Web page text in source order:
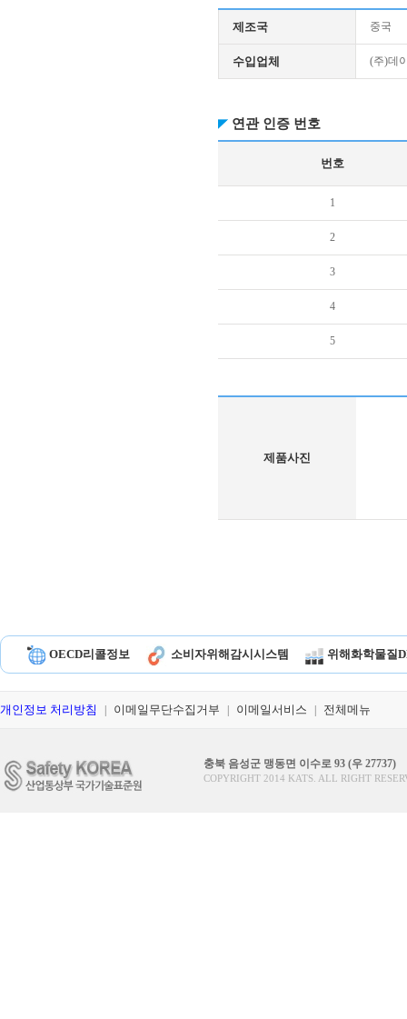
제조국 중국
수입업체 (주)데
연관 인증 번호
번호
1
2
3
4
5
제품사진
OECD리콜정보 소비자위해감시시스템 위해화학물질
개인정보 처리방침 이메일무단수집거부 이메일서비스 전체메뉴
충북 음성군 맹동면 이수로 93 (우 27737)
COPYRIGHT 2014 KATS. ALL RIGHT